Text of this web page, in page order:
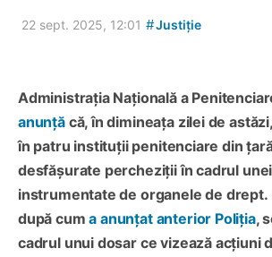
22 sept. 2025, 12:01 #Justiție
Administrația Națională a
anunțăcă, în dimineața zilei de
în patru instituții penitenciare din
desfășurate percheziții în cadrul
instrumentate de organele de drept.
după cuma anunțat anterior Poliția,
cadrul unui dosar ce vizează acțiuni